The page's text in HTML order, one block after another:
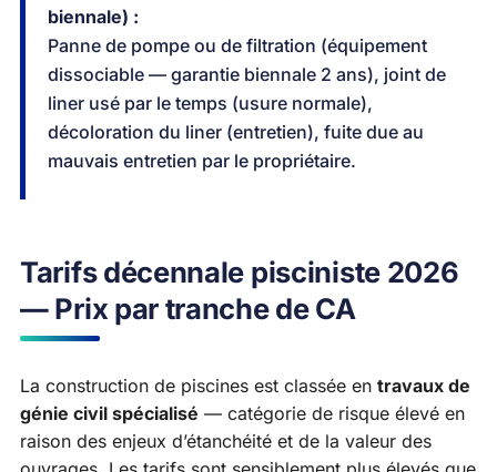
biennale) :
Panne de pompe ou de filtration (équipement
dissociable — garantie biennale 2 ans), joint de
liner usé par le temps (usure normale),
décoloration du liner (entretien), fuite due au
mauvais entretien par le propriétaire.
Tarifs décennale pisciniste 2026
— Prix par tranche de CA
La construction de piscines est classée en travaux de
génie civil spécialisé — catégorie de risque élevé en
raison des enjeux d’étanchéité et de la valeur des